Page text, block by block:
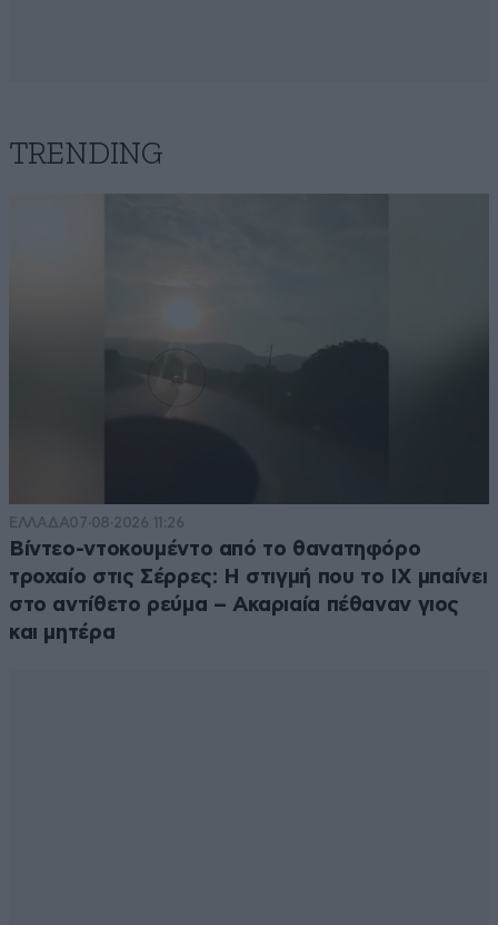
TRENDING
ΕΛΛΑΔΑ07·08·2026 11:26
Βίντεο-ντοκουμέντο από το θανατηφόρο
τροχαίο στις Σέρρες: Η στιγμή που το ΙΧ μπαίνει
στο αντίθετο ρεύμα – Ακαριαία πέθαναν γιος
και μητέρα